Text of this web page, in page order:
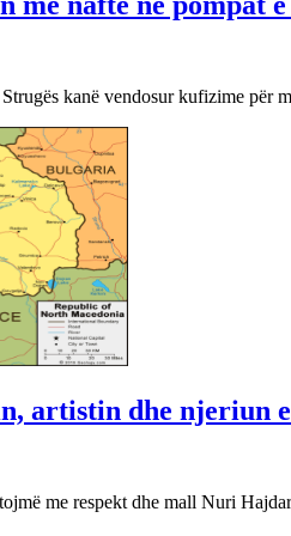
kanë vendosur kufizime për
artistin dhe njeriun e
me respekt dhe mall Nuri